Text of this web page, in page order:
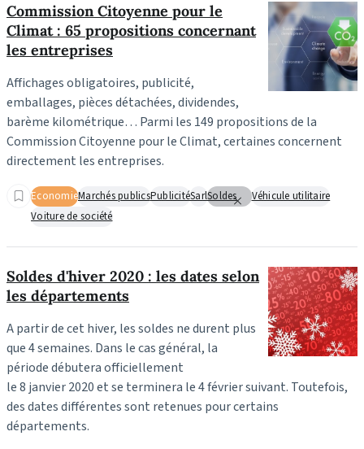
Commission Citoyenne pour le
Climat : 65 propositions concernant
les entreprises
Affichages obligatoires, publicité,
emballages, pièces détachées, dividendes,
barème kilométrique… Parmi les 149 propositions de la
Commission Citoyenne pour le Climat, certaines concernent
directement les entreprises.
EconomieMarchés publicsPublicitéSarlSoldes
Véhicule utilitaire
Voiture de société
Soldes d'hiver 2020 : les dates selon
les départements
A partir de cet hiver, les soldes ne durent plus
que 4 semaines. Dans le cas général, la
période débutera officiellement
le 8 janvier 2020 et se terminera le 4 février suivant. Toutefois,
des dates différentes sont retenues pour certains
départements.